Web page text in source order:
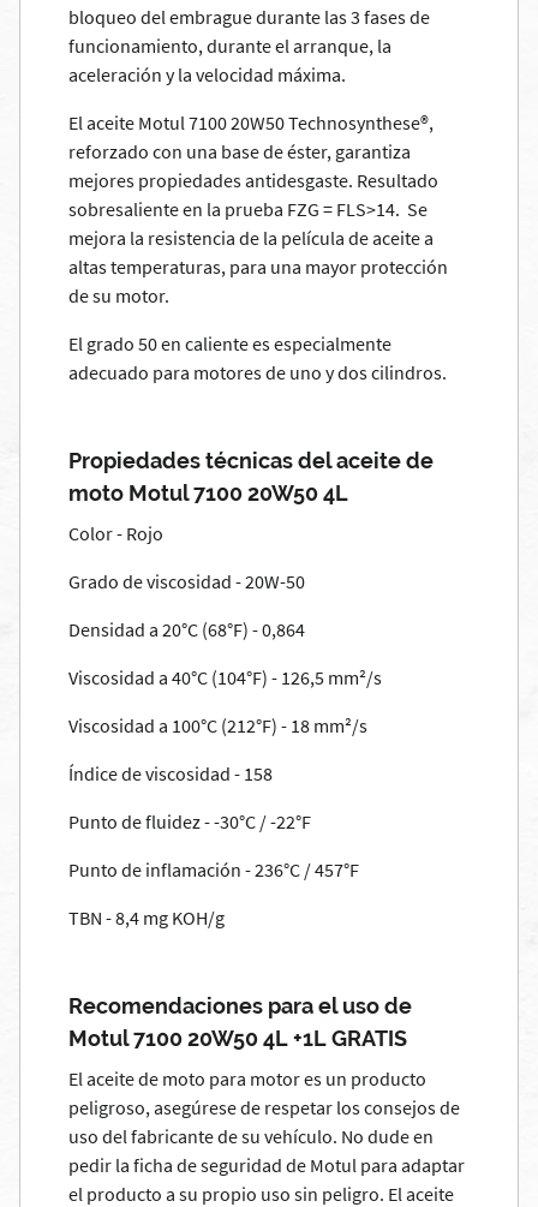
bloqueo del embrague durante las 3 fases de
funcionamiento, durante el arranque, la
aceleración y la velocidad máxima.
El aceite Motul 7100 20W50 Technosynthese®,
reforzado con una base de éster, garantiza
mejores propiedades antidesgaste. Resultado
sobresaliente en la prueba FZG = FLS>14. Se
mejora la resistencia de la película de aceite a
altas temperaturas, para una mayor protección
de su motor.
El grado 50 en caliente es especialmente
adecuado para motores de uno y dos cilindros.
Propiedades técnicas del aceite de
moto Motul 7100 20W50 4L
Color - Rojo
Grado de viscosidad - 20W-50
Densidad a 20°C (68°F) - 0,864
Viscosidad a 40°C (104°F) - 126,5 mm²/s
Viscosidad a 100°C (212°F) - 18 mm²/s
Índice de viscosidad - 158
Punto de fluidez - -30°C / -22°F
Punto de inflamación - 236°C / 457°F
TBN - 8,4 mg KOH/g
Recomendaciones para el uso de
Motul 7100 20W50 4L +1L GRATIS
El aceite de moto para motor es un producto
peligroso, asegúrese de respetar los consejos de
uso del fabricante de su vehículo. No dude en
pedir la ficha de seguridad de Motul para adaptar
el producto a su propio uso sin peligro. El aceite